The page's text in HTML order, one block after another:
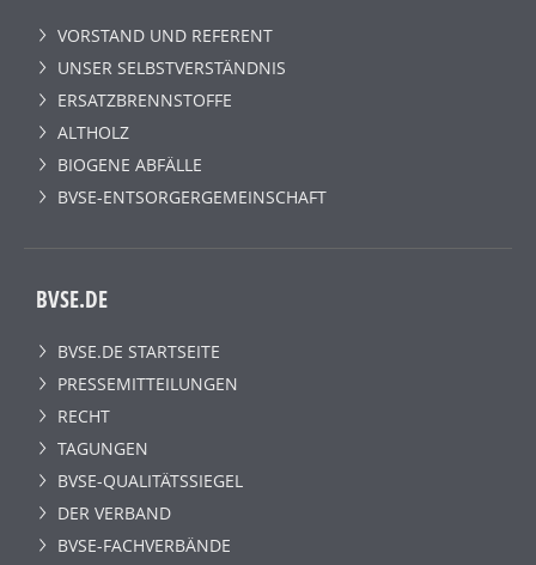
VORSTAND UND REFERENT
UNSER SELBSTVERSTÄNDNIS
ERSATZBRENNSTOFFE
ALTHOLZ
BIOGENE ABFÄLLE
BVSE-ENTSORGERGEMEINSCHAFT
BVSE.DE
BVSE.DE STARTSEITE
PRESSEMITTEILUNGEN
RECHT
TAGUNGEN
BVSE-QUALITÄTSSIEGEL
DER VERBAND
BVSE-FACHVERBÄNDE